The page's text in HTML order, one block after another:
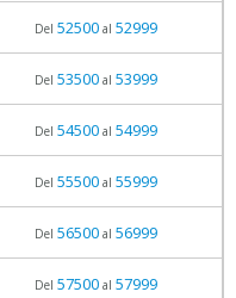
Del 52500al 52999
Del 53500al 53999
Del 54500al 54999
Del 55500al 55999
Del 56500al 56999
Del 57500al 57999